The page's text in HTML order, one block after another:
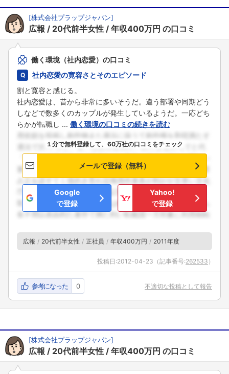
[株式会社プラップジャパン]
広報 20代前半女性 年収400万円 の口コミ
働く環境（社内恋愛）の口コミ
社内恋愛の寛容さとそのエピソード
割と寛容と感じる。
社内恋愛は、昔から非常に多いそうだ。違う部署や同期どう
しなどで数多くのカップルが発生しているようだ。一応どち
らかが転職し ... 働く環境の口コミの続きを読む
１分で無料登録して、60万社の口コミをチェック
メールで登録（無料）
Google
で登録
Yahoo!
で登録
広報 20代前半女性 正社員 年収400万円 2011年度
投稿日:2012-04-23 （記事番号:262533 ）
参考になった 0 不適切な投稿として報告
[株式会社プラップジャパン]
広報 20代前半女性 年収400万円 の口コミ